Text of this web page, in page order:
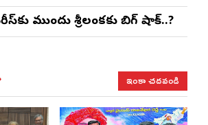
ముందు శ్రీలంకకు బిగ్ షాక్..?
ఇంకా చదవండి